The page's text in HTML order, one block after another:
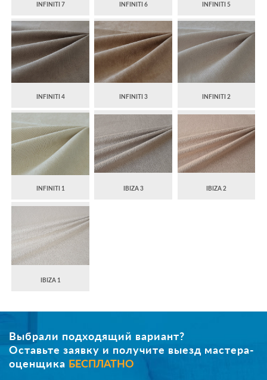
INFINITI 7 INFINITI 6 INFINITI 5
INFINITI 4 INFINITI 3 INFINITI 2
INFINITI 1 IBIZA 3 IBIZA 2
IBIZA 1
Выбрали подходящий вариант?
Оставьте заявку и получите выезд мастера-
оценщика БЕСПЛАТНО